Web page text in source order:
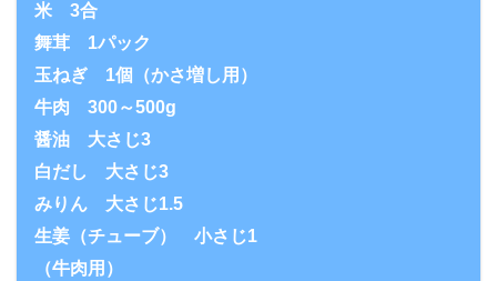
米 3合
舞茸 1パック
玉ねぎ 1個（かさ増し用）
牛肉 300～500g
醤油 大さじ3
白だし 大さじ3
みりん 大さじ1.5
生姜（チューブ） 小さじ1
（牛肉用）